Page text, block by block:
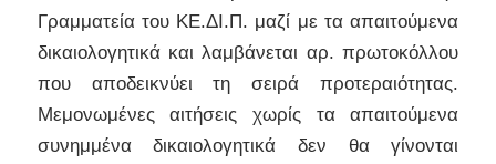
Γραμματεία του ΚΕ.ΔΙ.Π. μαζί με τα απαιτούμενα
δικαιολογητικά και λαμβάνεται αρ. πρωτοκόλλου
που αποδεικνύει τη σειρά προτεραιότητας.
Μεμονωμένες αιτήσεις χωρίς τα απαιτούμενα
συνημμένα δικαιολογητικά δεν θα γίνονται